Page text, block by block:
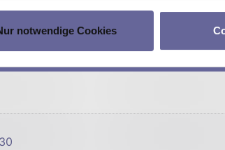
notwendige Cookies